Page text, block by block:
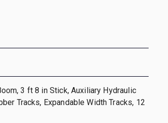
3 ft 8 in Stick, Auxiliary Hydraulic
Tracks, Expandable Width Tracks, 12